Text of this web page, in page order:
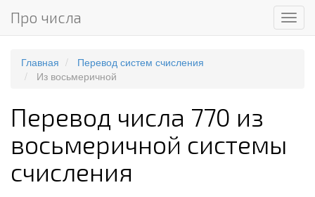
Меню
Про числа
Главная
Перевод систем счисления
Из восьмеричной
Перевод числа 770 из
восьмеричной системы
счисления